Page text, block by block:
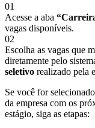
01
Acesse a aba
vagas disponíveis.
02
Escolha as vagas que
diretamente pelo
seletivo realizado pela
Se você for
da empresa com os
estágio, siga as etapas: